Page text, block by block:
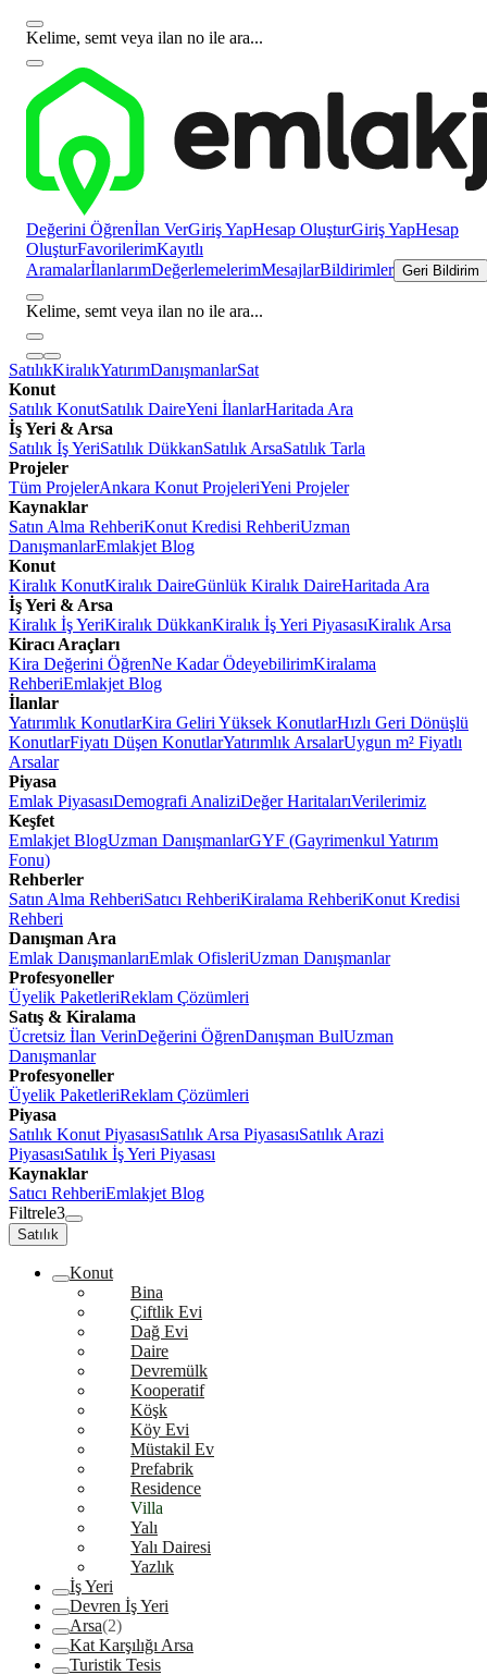
Kelime, semt veya ilan no ile ara...
Değerini Öğrenİlan VerGiriş YapHesap OluşturGiriş YapHesap
OluşturFavorilerimKayıtlı
AramalarİlanlarımDeğerlemelerimMesajlarBildirimler Geri Bildirim
Kelime, semt veya ilan no ile ara...
SatılıkKiralıkYatırımDanışmanlarSat
Konut
Satılık KonutSatılık DaireYeni İlanlarHaritada Ara
İş Yeri & Arsa
Satılık İş YeriSatılık DükkanSatılık ArsaSatılık Tarla
Projeler
Tüm ProjelerAnkara Konut ProjeleriYeni Projeler
Kaynaklar
Satın Alma RehberiKonut Kredisi RehberiUzman
DanışmanlarEmlakjet Blog
Konut
Kiralık KonutKiralık DaireGünlük Kiralık DaireHaritada Ara
İş Yeri & Arsa
Kiralık İş YeriKiralık DükkanKiralık İş Yeri PiyasasıKiralık Arsa
Kiracı Araçları
Kira Değerini ÖğrenNe Kadar ÖdeyebilirimKiralama
RehberiEmlakjet Blog
İlanlar
Yatırımlık KonutlarKira Geliri Yüksek KonutlarHızlı Geri Dönüşlü
KonutlarFiyatı Düşen KonutlarYatırımlık ArsalarUygun m² Fiyatlı
Arsalar
Piyasa
Emlak PiyasasıDemografi AnaliziDeğer HaritalarıVerilerimiz
Keşfet
Emlakjet BlogUzman DanışmanlarGYF (Gayrimenkul Yatırım
Fonu)
Rehberler
Satın Alma RehberiSatıcı RehberiKiralama RehberiKonut Kredisi
Rehberi
Danışman Ara
Emlak DanışmanlarıEmlak OfisleriUzman Danışmanlar
Profesyoneller
Üyelik PaketleriReklam Çözümleri
Satış & Kiralama
Ücretsiz İlan VerinDeğerini ÖğrenDanışman BulUzman
Danışmanlar
Profesyoneller
Üyelik PaketleriReklam Çözümleri
Piyasa
Satılık Konut PiyasasıSatılık Arsa PiyasasıSatılık Arazi
PiyasasıSatılık İş Yeri Piyasası
Kaynaklar
Satıcı RehberiEmlakjet Blog
Filtrele3
Satılık
Konut
Bina
Çiftlik Evi
Dağ Evi
Daire
Devremülk
Kooperatif
Köşk
Köy Evi
Müstakil Ev
Prefabrik
Residence
Villa
Yalı
Yalı Dairesi
Yazlık
İş Yeri
Devren İş Yeri
Arsa(2)
Kat Karşılığı Arsa
Turistik Tesis